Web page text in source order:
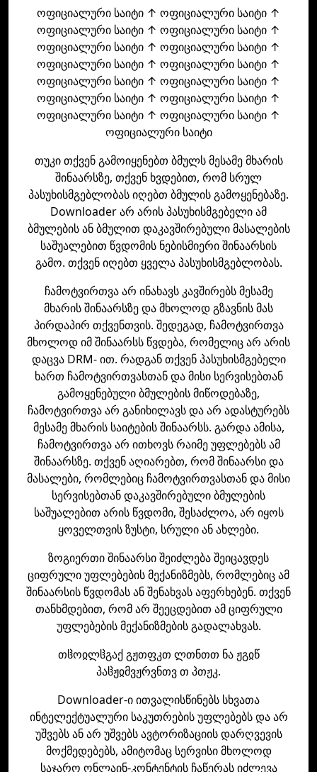
ოფიციალური საიტი ↑ ოფიციალური საიტი ↑
ოფიციალური საიტი ↑ ოფიციალური საიტი ↑
ოფიციალური საიტი ↑ ოფიციალური საიტი ↑
ოფიციალური საიტი ↑ ოფიციალური საიტი ↑
ოფიციალური საიტი ↑ ოფიციალური საიტი ↑
ოფიციალური საიტი ↑ ოფიციალური საიტი ↑
ოფიციალური საიტი ↑ ოფიციალური საიტი ↑
ოფიციალური საიტი
თუკი თქვენ გამოიყენებთ ბმულს მესამე მხარის
შინაარსზე, თქვენ ხვდებით, რომ სრულ
პასუხისმგებლობას იღებთ ბმულის გამოყენებაზე.
Downloader არ არის პასუხისმგებელი ამ
ბმულების ან ბმულით დაკავშირებული მასალების
საშუალებით წვდომის ნებისმიერი შინაარსის
გამო. თქვენ იღებთ ყველა პასუხისმგებლობას.
ჩამოტვირთვა არ ინახავს კავშირებს მესამე
მხარის შინაარსზე და მხოლოდ გზავნის მას
პირდაპირ თქვენთვის. შედეგად, ჩამოტვირთვა
მხოლოდ იმ შინაარსს წვდება, რომელიც არ არის
დაცვა DRM- ით. რადგან თქვენ პასუხისმგებელი
ხართ ჩამოტვირთვასთან და მისი სერვისებთან
გამოყენებული ბმულების მიწოდებაზე,
ჩამოტვირთვა არ განიხილავს და არ ადასტურებს
მესამე მხარის საიტების შინაარსს. გარდა ამისა,
ჩამოტვირთვა არ ითხოვს რაიმე უფლებებს ამ
შინაარსზე. თქვენ აღიარებთ, რომ შინაარსი და
მასალები, რომლებიც ჩამოტვირთვასთან და მისი
სერვისებთან დაკავშირებული ბმულების
საშუალებით არის წვდომი, შესაძლოა, არ იყოს
ყოველთვის ზუსტი, სრული ან ახლები.
ზოგიერთი შინაარსი შეიძლება შეიცავდეს
ციფრული უფლებების მექანიზმებს, რომლებიც ამ
შინაარსის წვდომას ან შენახვას აფერხებენ. თქვენ
თანხმდებით, რომ არ შეეცდებით ამ ციფრული
უფლებების მექანიზმების გადალახვას.
თჱოჲლჱგაქ გჟთფკთ ლთნთთ ნა ჟგჲწ
პაჱჟჲმვჟრვნთვ თ პთჟკ.
Downloader-ი ითვალისწინებს სხვათა
ინტელექტუალური საკუთრების უფლებებს და არ
უშვებს ან არ უშვებს ავტორიზაციის დარღვევის
მოქმედებებს, ამიტომაც სერვისი მხოლოდ
საჯარო ონლაინ-კონტენტის ჩაწერას იძლევა